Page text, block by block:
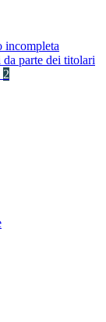
incompleta
parte dei titolari
2